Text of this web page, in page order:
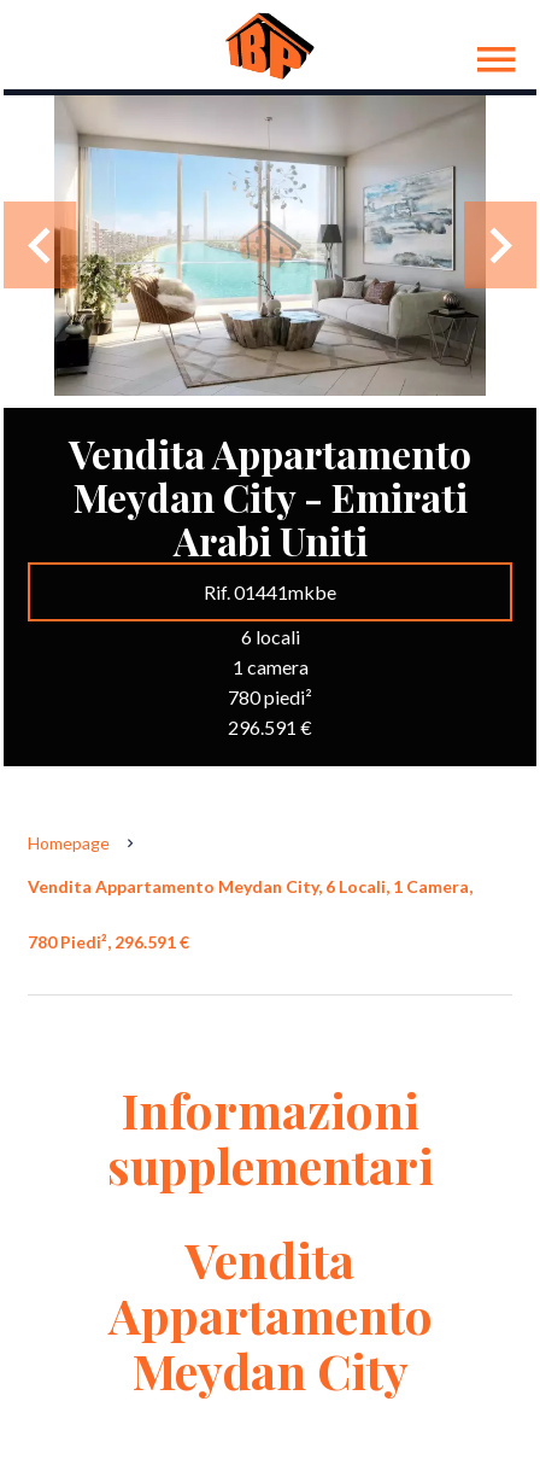
Vendita Appartamento
Meydan City - Emirati
Arabi Uniti
Rif. 01441mkbe
6 locali
1 camera
780 piedi²
296.591 €
Homepage
Vendita Appartamento Meydan City, 6 Locali, 1 Camera,
780 Piedi², 296.591 €
Informazioni
supplementari
Vendita
Appartamento
Meydan City